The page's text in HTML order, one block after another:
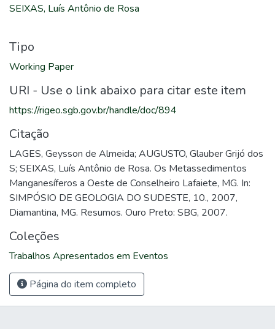
SEIXAS, Luís Antônio de Rosa
Tipo
Working Paper
URI - Use o link abaixo para citar este item
https://rigeo.sgb.gov.br/handle/doc/894
Citação
LAGES, Geysson de Almeida; AUGUSTO, Glauber Grijó dos
S; SEIXAS, Luís Antônio de Rosa. Os Metassedimentos
Manganesíferos a Oeste de Conselheiro Lafaiete, MG. In:
SIMPÓSIO DE GEOLOGIA DO SUDESTE, 10., 2007,
Diamantina, MG. Resumos. Ouro Preto: SBG, 2007.
Coleções
Trabalhos Apresentados em Eventos
Página do item completo